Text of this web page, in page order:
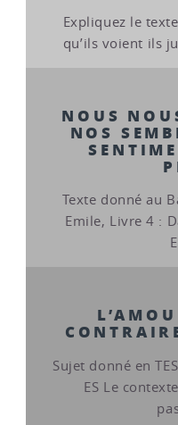
Expliquez le
qu’ils voient ils
NOUS
NOS
Texte donné au
Emile, Livre 4 :
Sujet donné en
ES Le